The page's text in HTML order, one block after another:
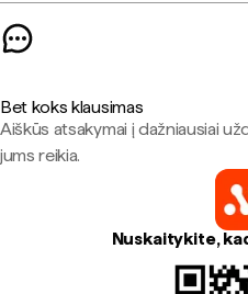
Bet koks klausimas
Aiškūs atsakymai į dažniausiai
jums reikia.
Nuskaitykite,